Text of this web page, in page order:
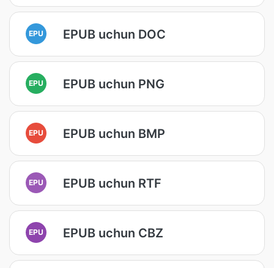
EPU EPUB uchun DOC
EPU EPUB uchun PNG
EPU EPUB uchun BMP
EPU EPUB uchun RTF
EPU EPUB uchun CBZ